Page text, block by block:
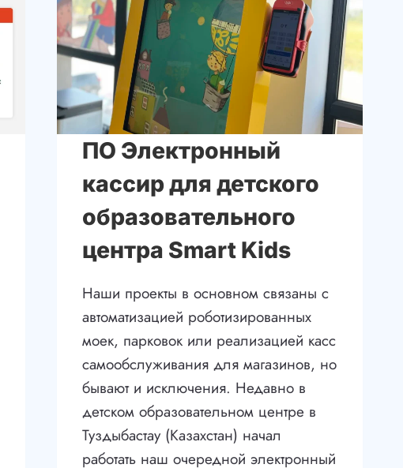
ПО Электронный
кассир для детского
образовательного
центра Smart Kids
Наши проекты в основном связаны с
автоматизацией роботизированных
моек, парковок или реализацией касс
самообслуживания для магазинов, но
бывают и исключения. Недавно в
детском образовательном центре в
Туздыбастау (Казахстан) начал
работать наш очередной электронный